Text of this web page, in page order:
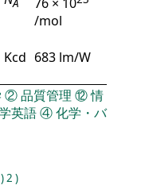
A
/mol
Kcd 683 lm/W
②品質管理 ⑫情
英語④化学・バ
)2 )